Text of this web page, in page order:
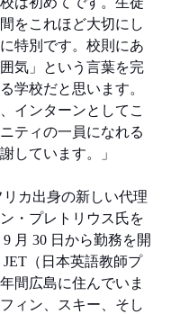
をこれほど大切にし
特別です。校則にあ
気」という言葉を完
学校だと思います。
インターンとしてこ
ティの一員になれる
しています。」
リカ出身の新しい代理
・プレトリウス氏を
月 30 日から勤務を開
JET（日本英語教師プ
間広島に住んでいま
ィン、スキー、そし